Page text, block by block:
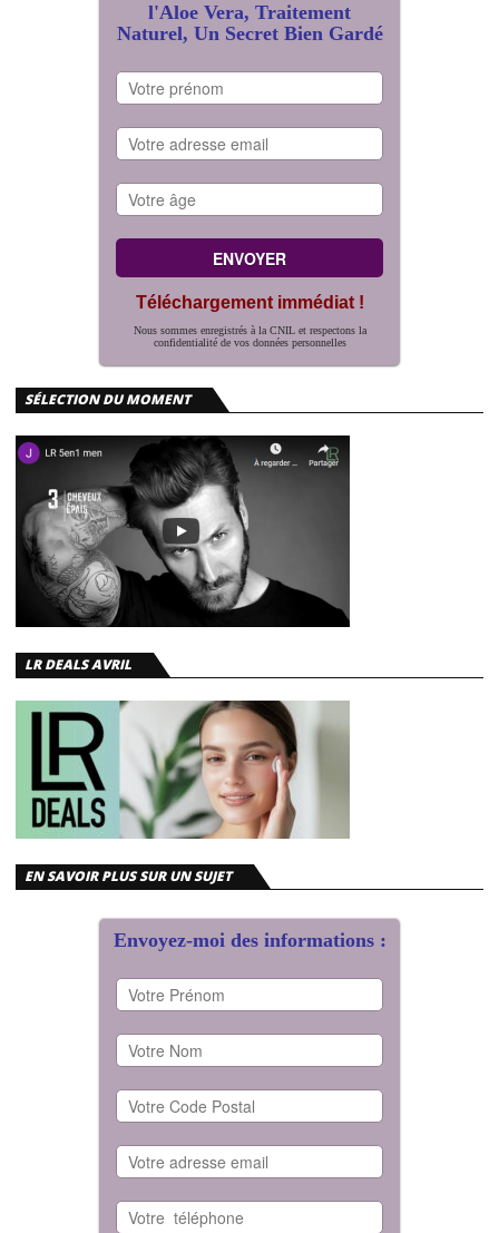
l'Aloe Vera, Traitement
Naturel, Un Secret Bien Gardé
Téléchargement immédiat !
Nous sommes enregistrés à la CNIL et respectons la
confidentialité de vos données personnelles
SÉLECTION DU MOMENT
LR DEALS AVRIL
EN SAVOIR PLUS SUR UN SUJET
Envoyez-moi des informations :